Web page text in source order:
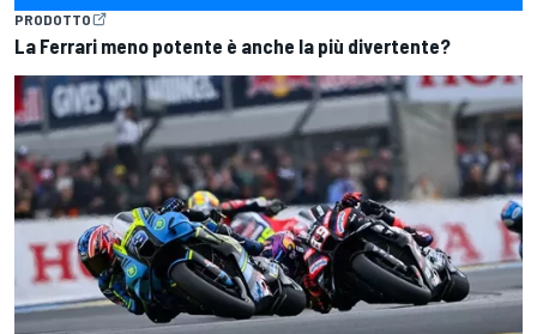
PRODOTTO
La Ferrari meno potente è anche la più divertente?